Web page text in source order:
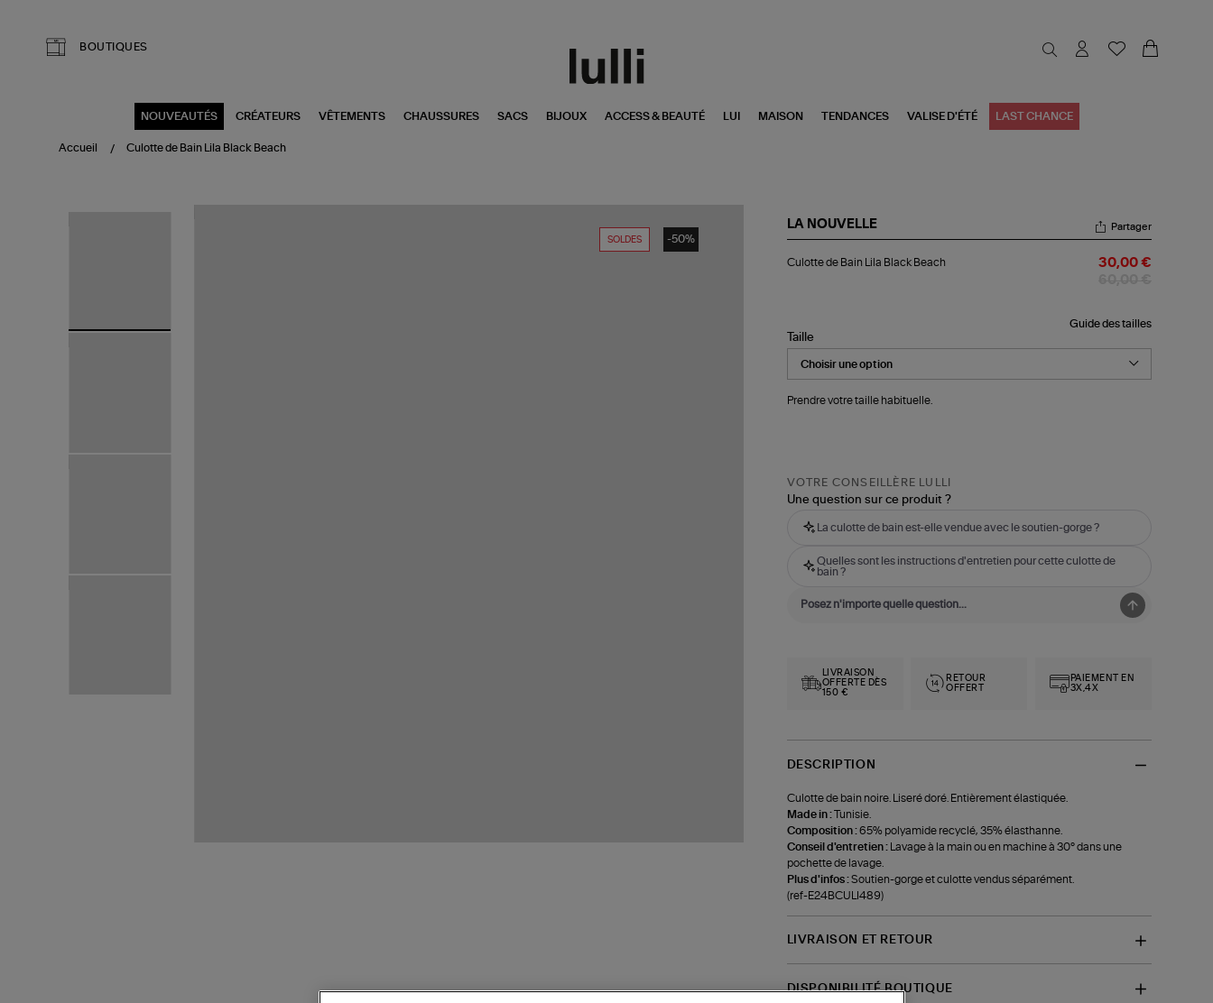
BOUTIQUES
NOUVEAUTÉS CRÉATEURS VÊTEMENTS CHAUSSURES SACS BIJOUX ACCESS & BEAUTÉ LUI MAISON TENDANCES VALISE D'ÉTÉ LAST CHANCE
Accueil Culotte de Bain Lila Black Beach
SOLDES -50%
LA NOUVELLE
de
Partager
Culotte de Bain Lila Black Beach 30,00 €
Guide des tailles
Taille
Prendre votre taille habituelle.
VOTRE CONSEILLÈRE LULLI
Une question sur ce produit ?
La culotte de bain est-elle vendue avec le soutien-gorge ?
Quelles sont les instructions d'entretien pour cette culotte de
bain ?
LIVRAISON
OFFERTE DÈS
150 €
RETOUR
OFFERT
PAIEMENT EN
3X,4X
DESCRIPTION
Culotte de bain noire. Liseré doré. Entièrement élastiquée.
Made in :Tunisie.
Composition :65% polyamide recyclé, 35% élasthanne.
Conseil d'entretien :
Lavage à la main ou en machine à 30° dans une
pochette de lavage.
Plus d'infos :Soutien-gorge et culotte vendus séparément.
(ref-E24BCULI489)
LIVRAISON ET RETOUR
DISPONIBILITÉ BOUTIQUE